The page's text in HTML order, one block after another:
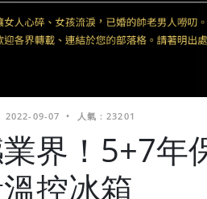
2022-09-07 • 人氣 : 23201
界！5+7年
控冰箱